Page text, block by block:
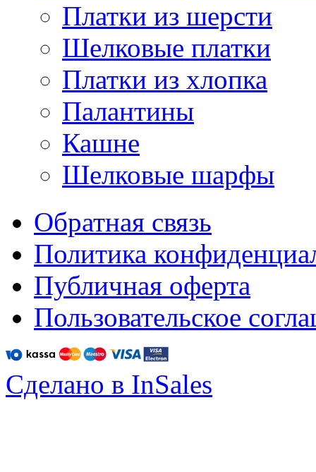
Платки из шерсти
Шелковые платки
Платки из хлопка
Палантины
Кашне
Шелковые шарфы
Обратная связь
Политика
Публичная оферта
Пользовательское
Сделано в InSales